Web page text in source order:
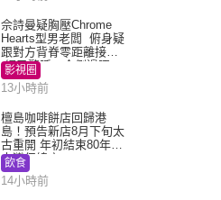
佘詩曼疑胸壓Chrome
Hearts型男老闆 俯身疑
跟對方背脊零距離接觸
網民驚呼：企側邊唔
得？
影視圈
13小時前
檀島咖啡餅店回歸港
島！預告新店8月下旬太
古重開 年初結束80年歷
史灣仔總店
飲食
14小時前